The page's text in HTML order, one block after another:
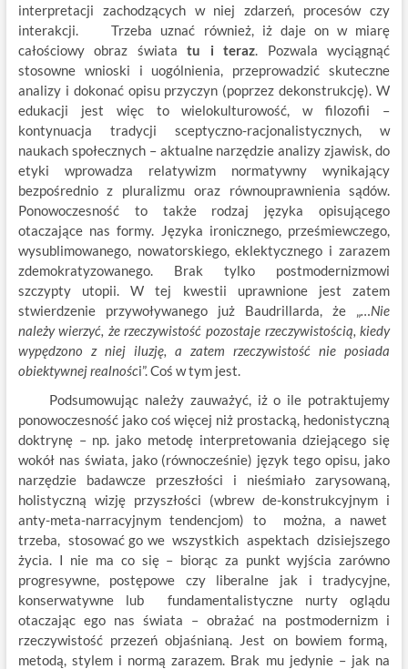
interpretacji zachodzących w niej zdarzeń, procesów czy
interakcji. Trzeba uznać również, iż daje on w miarę
całościowy obraz światatu i teraz. Pozwala wyciągnąć
stosowne wnioski i uogólnienia, przeprowadzić skuteczne
analizy i dokonać opisu przyczyn (poprzez dekonstrukcję). W
edukacji jest więc to wielokulturowość, w filozofii –
kontynuacja tradycji sceptyczno-racjonalistycznych, w
naukach społecznych – aktualne narzędzie analizy zjawisk, do
etyki wprowadza relatywizm normatywny wynikający
bezpośrednio z pluralizmu oraz równouprawnienia sądów.
Ponowoczesność to także rodzaj języka opisującego
otaczające nas formy. Języka ironicznego, prześmiewczego,
wysublimowanego, nowatorskiego, eklektycznego i zarazem
zdemokratyzowanego. Brak tylko postmodernizmowi
szczypty utopii. W tej kwestii uprawnione jest zatem
stwierdzenie przywoływanego już Baudrillarda, że „…Nie
należy wierzyć, że rzeczywistość pozostaje rzeczywistością, kiedy
wypędzono z niej iluzję, a zatem rzeczywistość nie posiada
obiektywnej realności”. Coś w tym jest.
Podsumowując należy zauważyć, iż o ile potraktujemy
ponowoczesność jako coś więcej niż prostacką, hedonistyczną
doktrynę – np. jako metodę interpretowania dziejącego się
wokół nas świata, jako (równocześnie) język tego opisu, jako
narzędzie badawcze przeszłości i nieśmiało zarysowaną,
holistyczną wizję przyszłości (wbrew de-konstrukcyjnym i
anty-meta-narracyjnym tendencjom) to można, a nawet
trzeba, stosować go we wszystkich aspektach dzisiejszego
życia. I nie ma co się – biorąc za punkt wyjścia zarówno
progresywne, postępowe czy liberalne jak i tradycyjne,
konserwatywne lub fundamentalistyczne nurty oglądu
otaczając ego nas świata – obrażać na postmodernizm i
rzeczywistość przezeń objaśnianą. Jest on bowiem formą,
metodą, stylem i normą zarazem. Brak mu jedynie – jak na